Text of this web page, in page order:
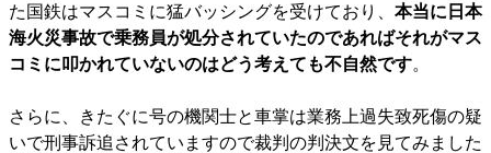
た国鉄はマスコミに猛バッシングを受けており、 本当に日本
海火災事故で乗務員が処分されていたのであればそれがマス
コミに叩かれていないのはどう考えても不自然です。
さらに、きたぐに号の機関士と車掌は業務上過失致死傷の疑
いで刑事訴追されていますので裁判の判決文を見てみました